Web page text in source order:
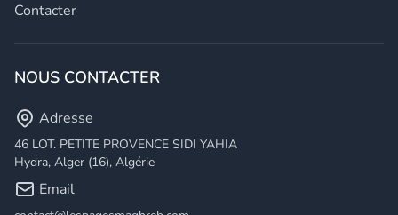
Contacter
NOUS CONTACTER
Adresse
46 LOT. PETITE PROVENCE SIDI YAHIA
Hydra, Alger (16), Algérie
Email